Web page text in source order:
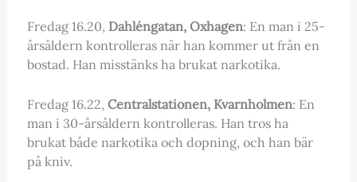
Fredag 16.20, Dahléngatan, Oxhagen: En man i 25-
årsåldern kontrolleras när han kommer ut från en
bostad. Han misstänks ha brukat narkotika.
Fredag 16.22, Centralstationen, Kvarnholmen: En
man i 30-årsåldern kontrolleras. Han tros ha
brukat både narkotika och dopning, och han bär
på kniv.